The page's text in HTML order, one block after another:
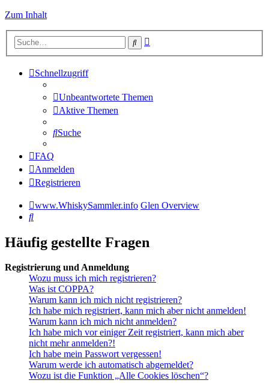
Zum Inhalt
Suche
Schnellzugriff
Unbeantwortete Themen
Aktive Themen
Suche
FAQ
Anmelden
Registrieren
www.WhiskySammler.info Glen Overview
Suche
Häufig gestellte Fragen
Registrierung und Anmeldung
Wozu muss ich mich registrieren?
Was ist COPPA?
Warum kann ich mich nicht registrieren?
Ich habe mich registriert, kann mich aber nicht anmelden!
Warum kann ich mich nicht anmelden?
Ich habe mich vor einiger Zeit registriert, kann mich aber
nicht mehr anmelden?!
Ich habe mein Passwort vergessen!
Warum werde ich automatisch abgemeldet?
Wozu ist die Funktion „Alle Cookies löschen“?